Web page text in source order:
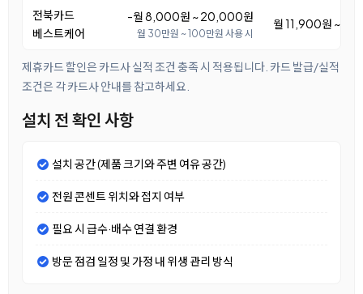
전북카드
베스트케어
-월 8,000원 ~ 20,000원
월 30만원 ~ 100만원 사용 시
월 11,900원 ~
제휴카드 할인은 카드사 실적 조건 충족 시 적용됩니다. 카드 발급/실적
조건은 각 카드사 안내를 참고하세요.
설치 전 확인 사항
설치 공간 (제품 크기와 주변 여유 공간)
전원 콘센트 위치와 접지 여부
필요 시 급수·배수 연결 환경
방문 점검 일정 및 가정 내 위생 관리 방식